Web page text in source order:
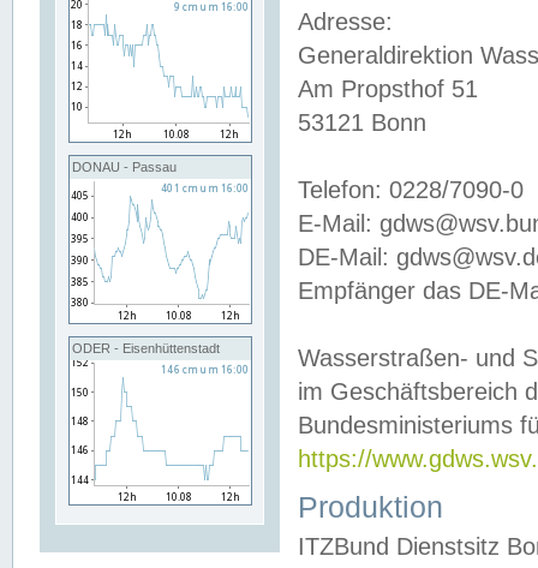
DONAU - Passau
ODER - Eisenhüttenstadt
Adresse:
Generaldirektion
Am Propsthof 51
53121 Bonn
Telefon: 0228/7090-0
E-Mail:
DE-Mail:
Empfänger das DE-
Wasserstraßen- und
im Geschäftsbereich
Bundesministeriums
https://
Produktion
ITZBund Dienstsitz